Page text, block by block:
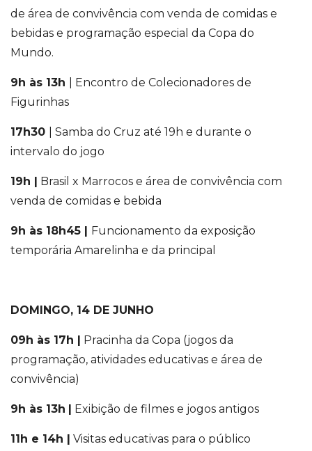
de área de convivência com venda de comidas e
bebidas e programação especial da Copa do
Mundo.
9h às 13h
| Encontro de Colecionadores de
Figurinhas
17h30
| Samba do Cruz até 19h e durante o
intervalo do jogo
19h
Brasil x Marrocos e área de convivência com
venda de comidas e bebida
9h às 18h45
Funcionamento da exposição
temporária Amarelinha e da principal
DOMINGO, 14 DE JUNHO
09h às 17h
Pracinha da Copa (jogos da
programação, atividades educativas e área de
convivência)
9h às 13h Exibição de filmes e jogos antigos
11h e 14h
Visitas educativas para o público